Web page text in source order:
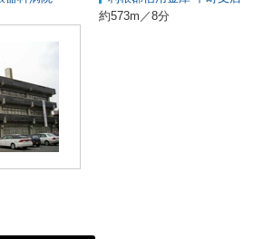
約573m／8分